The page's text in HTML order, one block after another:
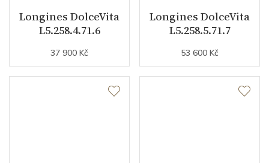
Longines DolceVita
L5.258.4.71.6
37 900 Kč
Longines DolceVita
L5.258.5.71.7
53 600 Kč